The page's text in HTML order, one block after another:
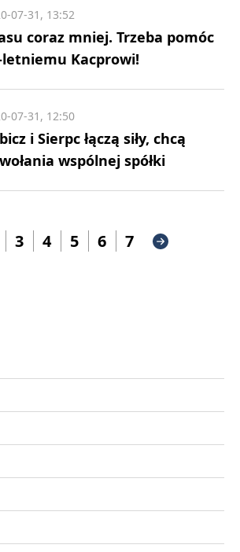
coraz mniej. Trzeba pomóc
letniemu Kacprowi!
07-31, 13:52
i Sierpc łączą siły, chcą
wspólnej spółki
07-31, 12:50
3 4 5 6 7